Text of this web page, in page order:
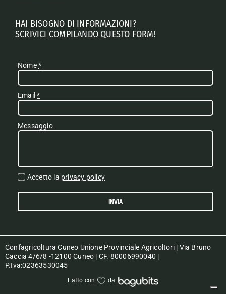
HAI BISOGNO DI INFORMAZIONI?
SCRIVICI COMPILANDO QUESTO FORM!
Nome*
Email*
Messaggio
Accetto la privacy policy
INVIA
Confagricoltura Cuneo Unione Provinciale Agricoltori | Via Bruno
Caccia 4/6/8 -12100 Cuneo | CF. 80006990040 |
P.Iva:02363530045
Fatto con da